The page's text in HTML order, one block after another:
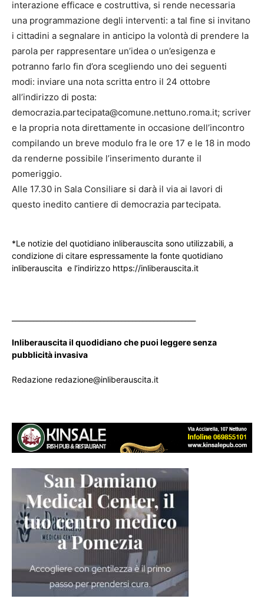
interazione efficace e costruttiva, si rende necessaria
una programmazione degli interventi: a tal fine si invitano
i cittadini a segnalare in anticipo la volontà di prendere la
parola per rappresentare un’idea o un’esigenza e
potranno farlo fin d’ora scegliendo uno dei seguenti
modi: inviare una nota scritta entro il 24 ottobre
all’indirizzo di posta:
democrazia.partecipata@comune.nettuno.roma.it; scriver
e la propria nota direttamente in occasione dell’incontro
compilando un breve modulo fra le ore 17 e le 18 in modo
da renderne possibile l’inserimento durante il
pomeriggio.
Alle 17.30 in Sala Consiliare si darà il via ai lavori di
questo inedito cantiere di democrazia partecipata.
*Le notizie del quotidiano inliberauscita sono utilizzabili, a
condizione di citare espressamente la fonte quotidiano
inliberauscita e l’indirizzo https://inliberauscita.it
Inliberauscita il quodidiano che puoi leggere senza
pubblicità invasiva
Redazione redazione@inliberauscita.it